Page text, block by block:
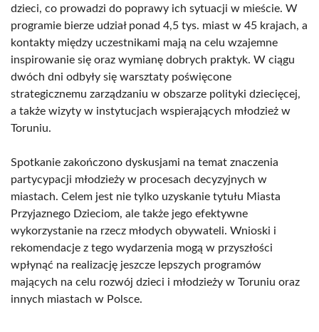
dzieci, co prowadzi do poprawy ich sytuacji w mieście. W
programie bierze udział ponad 4,5 tys. miast w 45 krajach, a
kontakty między uczestnikami mają na celu wzajemne
inspirowanie się oraz wymianę dobrych praktyk. W ciągu
dwóch dni odbyły się warsztaty poświęcone
strategicznemu zarządzaniu w obszarze polityki dziecięcej,
a także wizyty w instytucjach wspierających młodzież w
Toruniu.
Spotkanie zakończono dyskusjami na temat znaczenia
partycypacji młodzieży w procesach decyzyjnych w
miastach. Celem jest nie tylko uzyskanie tytułu Miasta
Przyjaznego Dzieciom, ale także jego efektywne
wykorzystanie na rzecz młodych obywateli. Wnioski i
rekomendacje z tego wydarzenia mogą w przyszłości
wpłynąć na realizację jeszcze lepszych programów
mających na celu rozwój dzieci i młodzieży w Toruniu oraz
innych miastach w Polsce.